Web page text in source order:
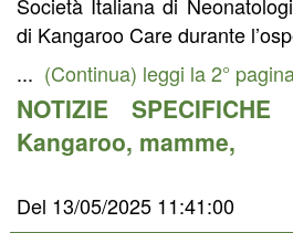
di Kangaroo Care durante
... (Continua) leggi la 2°
NOTIZIE
Kangaroo, mamme,
Del 13/05/2025 11:41:00